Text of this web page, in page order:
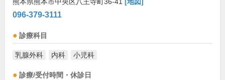
096-379-3111
診療科目
乳腺外科 内科 小児科
診療/受付時間・休診日